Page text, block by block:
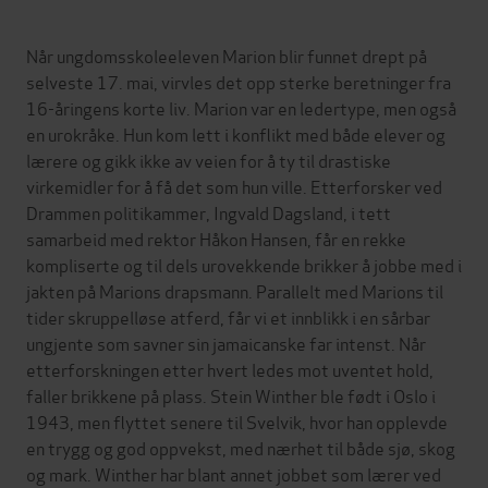
Når ungdomsskoleeleven Marion blir funnet drept på
selveste 17. mai, virvles det opp sterke beretninger fra
16-åringens korte liv. Marion var en ledertype, men også
en urokråke. Hun kom lett i konflikt med både elever og
lærere og gikk ikke av veien for å ty til drastiske
virkemidler for å få det som hun ville. Etterforsker ved
Drammen politikammer, Ingvald Dagsland, i tett
samarbeid med rektor Håkon Hansen, får en rekke
kompliserte og til dels urovekkende brikker å jobbe med i
jakten på Marions drapsmann. Parallelt med Marions til
tider skruppelløse atferd, får vi et innblikk i en sårbar
ungjente som savner sin jamaicanske far intenst. Når
etterforskningen etter hvert ledes mot uventet hold,
faller brikkene på plass. Stein Winther ble født i Oslo i
1943, men flyttet senere til Svelvik, hvor han opplevde
en trygg og god oppvekst, med nærhet til både sjø, skog
og mark. Winther har blant annet jobbet som lærer ved